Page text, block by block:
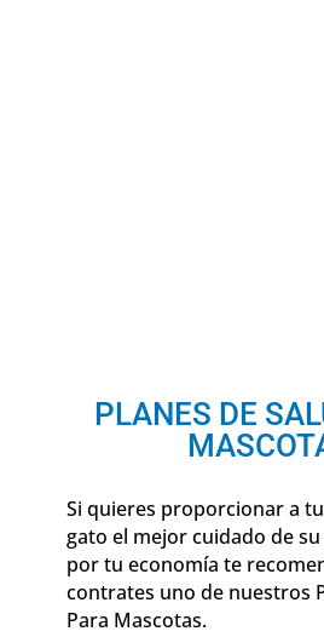
PLANES DE
Si quieres proporcionar a
gato el mejor cuidado de
por tu economía te
contrates uno de nuestros
Para Mascotas.